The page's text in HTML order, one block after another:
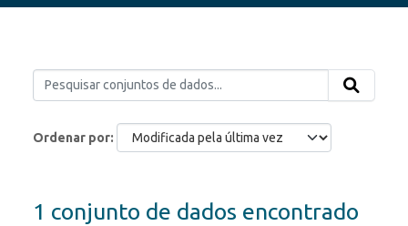
Ordenar por
1 conjunto de dados encontrado